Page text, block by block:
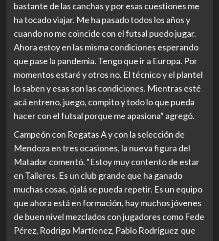
bastante de las canchas y por esas cuestiones me
ha tocado viajar. Me ha pasado todos los años y
cuando no me coincide con el futsal puedo jugar.
Ahora estoy en las misma condiciones esperando
que pase la pandemia. Tengo que ir a Europa. Por
momentos estaré y otros no. El técnico y el plantel
lo saben y esas son las condiciones. Mientras esté
acá entreno, juego, compito y todo lo que pueda
hacer con el futsal porque me apasiona” agregó.
Campeón con Regatas A y con la selección de
Mendoza en tres ocasiones, la nueva figura del
Matador comentó. “Estoy muy contento de estar
en Talleres. Es un club grande que ha ganado
muchas cosas, ojalá se pueda repetir. Es un equipo
que ahora está en formación, hay muchos jóvenes
de buen nivel mezclados con jugadores como Fede
Pérez, Rodrigo Martíenez, Pablo Rodríguez que